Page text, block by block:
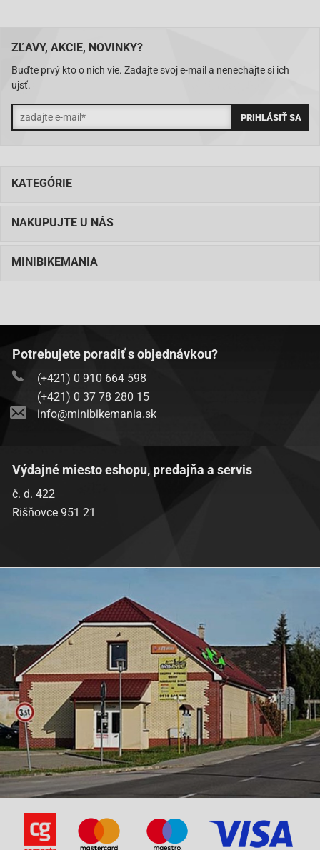
ZĽAVY, AKCIE, NOVINKY?
Buďte prvý kto o nich vie. Zadajte svoj e-mail a nenechajte si ich
ujsť.
KATEGÓRIE
NAKUPUJTE U NÁS
MINIBIKEMANIA
Potrebujete poradiť s objednávkou?
(+421) 0 910 664 598
(+421) 0 37 78 280 15
info@minibikemania.sk
Výdajné miesto eshopu, predajňa a servis
č. d. 422
Rišňovce 951 21